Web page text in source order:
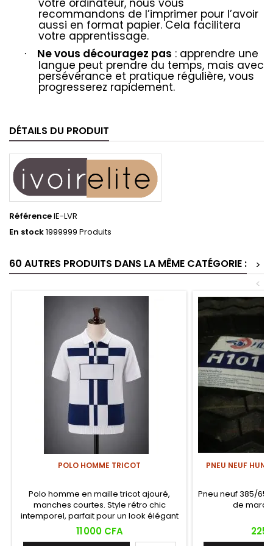
votre ordinateur, nous vous
recommandons de l’imprimer pour l’avoir
aussi en format papier. Cela facilitera
votre apprentissage.
· Ne vous découragez pas : apprendre une
langue peut prendre du temps, mais avec
persévérance et pratique régulière, vous
progresserez rapidement.
DÉTAILS DU PRODUIT
RéférenceIE-LVR
En stock1999999 Produits
60 AUTRES PRODUITS DANS LA MÊME CATÉGORIE :
>
<
POLO HOMME TRICOT
Polo homme en maille tricot ajouré,
manches courtes. Style rétro chic
intemporel, parfait pour un look élégant
et décontracté.
Prix
11 000 CFA
PNEU NEUF
Pneu neuf 385/65
de
Prix
225